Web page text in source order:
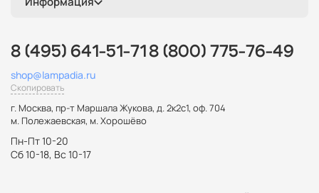
8 (495) 641-51-71 8 (800) 775-76-49
shop@lampadia.ru
Скопировать
г. Москва, пр-т Маршала Жукова, д. 2к2с1, оф. 704
м. Полежаевская, м. Хорошёво
Пн-Пт 10-20
Сб 10-18, Вс 10-17